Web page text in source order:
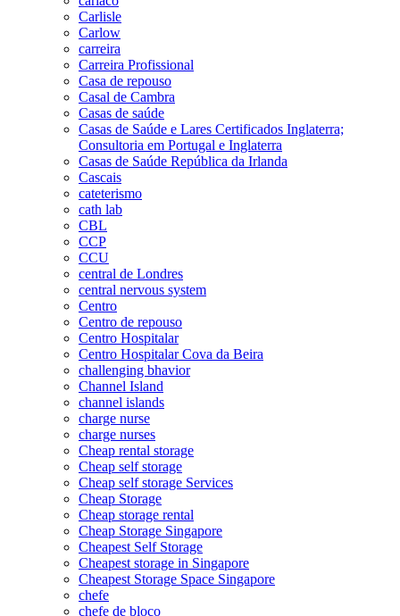
Carlisle
Carlow
carreira
Carreira Profissional
Casa de repouso
Casal de Cambra
Casas de saúde
Casas de Saúde e Lares Certificados Inglaterra;
Consultoria em Portugal e Inglaterra
Casas de Saúde República da Irlanda
Cascais
cateterismo
cath lab
CBL
CCP
CCU
central de Londres
central nervous system
Centro
Centro de repouso
Centro Hospitalar
Centro Hospitalar Cova da Beira
challenging bhavior
Channel Island
channel islands
charge nurse
charge nurses
Cheap rental storage
Cheap self storage
Cheap self storage Services
Cheap Storage
Cheap storage rental
Cheap Storage Singapore
Cheapest Self Storage
Cheapest storage in Singapore
Cheapest Storage Space Singapore
chefe
chefe de bloco